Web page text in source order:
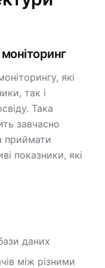
які
так і
Така
завчасно
приймати
показники, які
даних
між різними